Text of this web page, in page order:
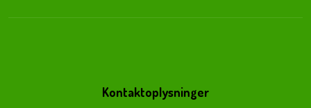
Kontaktoplysninger